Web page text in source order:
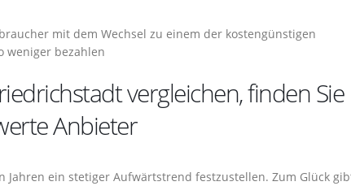
mit dem Wechsel zu einem der kostengünstigen
weniger bezahlen
vergleichen, finden Sie
Anbieter
Jahren ein stetiger Aufwärtstrend festzustellen. Zum Glück